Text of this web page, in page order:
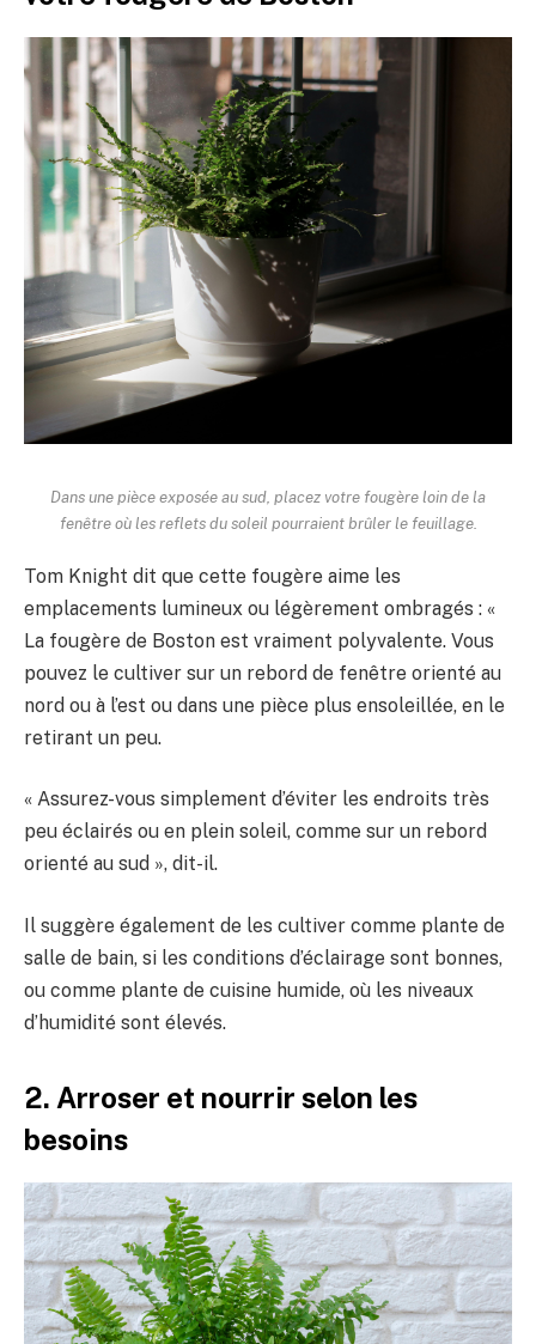
Dans une pièce exposée au sud, placez votre fougère loin de la
fenêtre où les reflets du soleil pourraient brûler le feuillage.
Tom Knight dit que cette fougère aime les
emplacements lumineux ou légèrement ombragés : «
La fougère de Boston est vraiment polyvalente. Vous
pouvez le cultiver sur un rebord de fenêtre orienté au
nord ou à l’est ou dans une pièce plus ensoleillée, en le
retirant un peu.
« Assurez-vous simplement d’éviter les endroits très
peu éclairés ou en plein soleil, comme sur un rebord
orienté au sud », dit-il.
Il suggère également de les cultiver comme plante de
salle de bain, si les conditions d’éclairage sont bonnes,
ou comme plante de cuisine humide, où les niveaux
d’humidité sont élevés.
2. Arroser et nourrir selon les
besoins